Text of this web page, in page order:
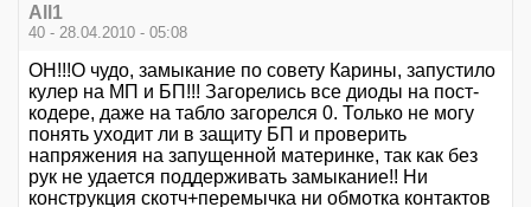
All1
40 - 28.04.2010 - 05:08
ОН!!!О чудо, замыкание по совету Карины, запустило
кулер на МП и БП!!! Загорелись все диоды на пост-
кодере, даже на табло загорелся 0. Только не могу
понять уходит ли в защиту БП и проверить
напряжения на запущенной материнке, так как без
рук не удается поддерживать замыкание!! Ни
конструкция скотч+перемычка ни обмотка контактов